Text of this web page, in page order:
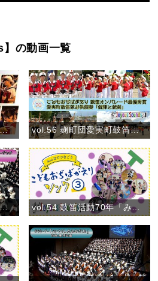
の動画一覧
供演奏「みちのこ キラリ」（7月30日） vol.56 麹町団愛実町鼓笛隊 お供演奏「銃弾と銃剣」
動イメージミュージック「旬の風」 vol.54 鼓笛活動70年「みんなでつなごう〝こどもおぢばがえりソング♪〟③」(2024)